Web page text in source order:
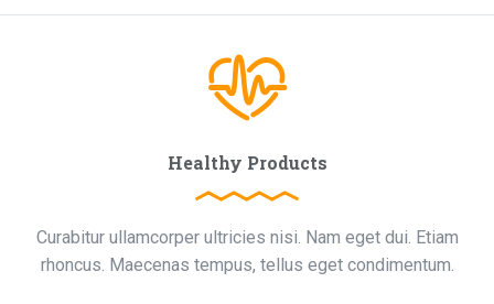
Healthy Products
Curabitur ullamcorper ultricies nisi. Nam eget dui. Etiam
rhoncus. Maecenas tempus, tellus eget condimentum.